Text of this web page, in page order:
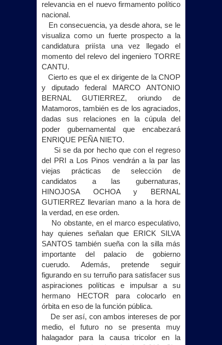
relevancia en el nuevo firmamento político
nacional.
En consecuencia, ya desde ahora, se le
visualiza como un fuerte prospecto a la
candidatura priísta una vez llegado el
momento del relevo del ingeniero TORRE
CANTU.
Cierto es que el ex dirigente de la CNOP
y diputado federal MARCO ANTONIO
BERNAL GUTIERREZ, oriundo de
Matamoros, también es de los agraciados,
dadas sus relaciones en la cúpula del
poder gubernamental que encabezará
ENRIQUE PEÑA NIETO.
Si se da por hecho que con el regreso
del PRI a Los Pinos vendrán a la par las
viejas prácticas de selección de
candidatos a las gubernaturas,
HINOJOSA OCHOA y BERNAL
GUTIERREZ llevarían mano a la hora de
la verdad, en ese orden.
No obstante, en el marco especulativo,
hay quienes señalan que ERICK SILVA
SANTOS también sueña con la silla más
importante del palacio de gobierno
cuerudo. Además, pretende seguir
figurando en su terruño para satisfacer sus
aspiraciones políticas e impulsar a su
hermano HECTOR para colocarlo en
órbita en eso de la función pública.
De ser así, con ambos intereses de por
medio, el futuro no se presenta muy
halagador para la causa tricolor en la